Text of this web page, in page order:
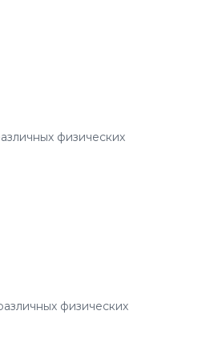
физических
физических